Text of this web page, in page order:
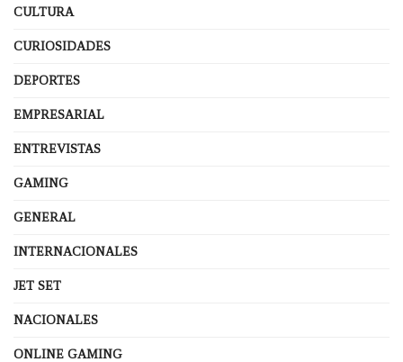
CULTURA
CURIOSIDADES
DEPORTES
EMPRESARIAL
ENTREVISTAS
GAMING
GENERAL
INTERNACIONALES
JET SET
NACIONALES
ONLINE GAMING